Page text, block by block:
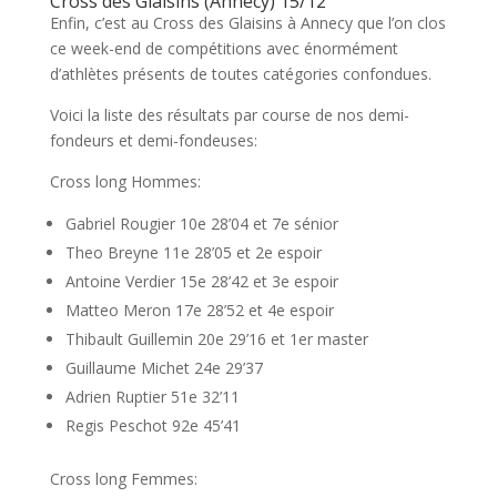
Enfin, c’est au Cross des Glaisins à Annecy que l’on clos
ce week-end de compétitions avec énormément
d’athlètes présents de toutes catégories confondues.
Voici la liste des résultats par course de nos demi-
fondeurs et demi-fondeuses:
Cross long Hommes:
Gabriel Rougier 10e 28’04 et 7e sénior
Theo Breyne 11e 28’05 et 2e espoir
Antoine Verdier 15e 28’42 et 3e espoir
Matteo Meron 17e 28’52 et 4e espoir
Thibault Guillemin 20e 29’16 et 1er master
Guillaume Michet 24e 29’37
Adrien Ruptier 51e 32’11
Regis Peschot 92e 45’41
Cross long Femmes: